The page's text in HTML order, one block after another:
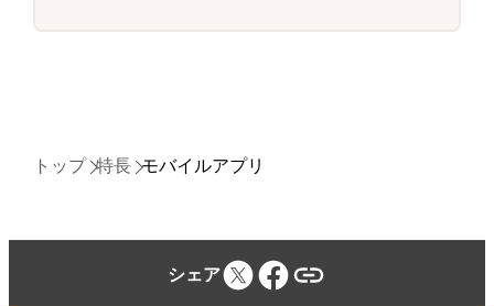
トップ 特長 モバイルアプリ
シェア